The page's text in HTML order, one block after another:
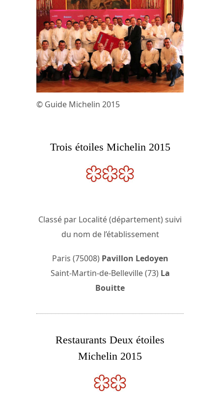
© Guide Michelin 2015
Trois étoiles Michelin 2015
Classé par Localité (département) suivi
du nom de l’établissement
Paris (75008) Pavillon Ledoyen
Saint-Martin-de-Belleville (73) La
Bouitte
Restaurants Deux étoiles
Michelin 2015